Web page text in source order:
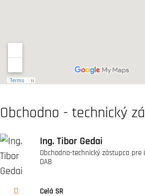
Obchodno - technický
Ing. Tibor Gedai
Obchodno-technický zástupca pre
DAB
Celá SR